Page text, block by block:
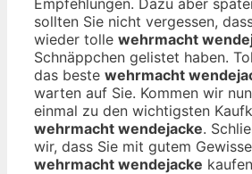
sollten Sie nicht vergessen,
wieder tolle wehrmacht
Schnäppchen gelistet haben.
das beste wehrmacht
warten auf Sie. Kommen wir
einmal zu den wichtigsten
wehrmacht wendejacke.
wir, dass Sie mit gutem
wehrmacht wendejacke